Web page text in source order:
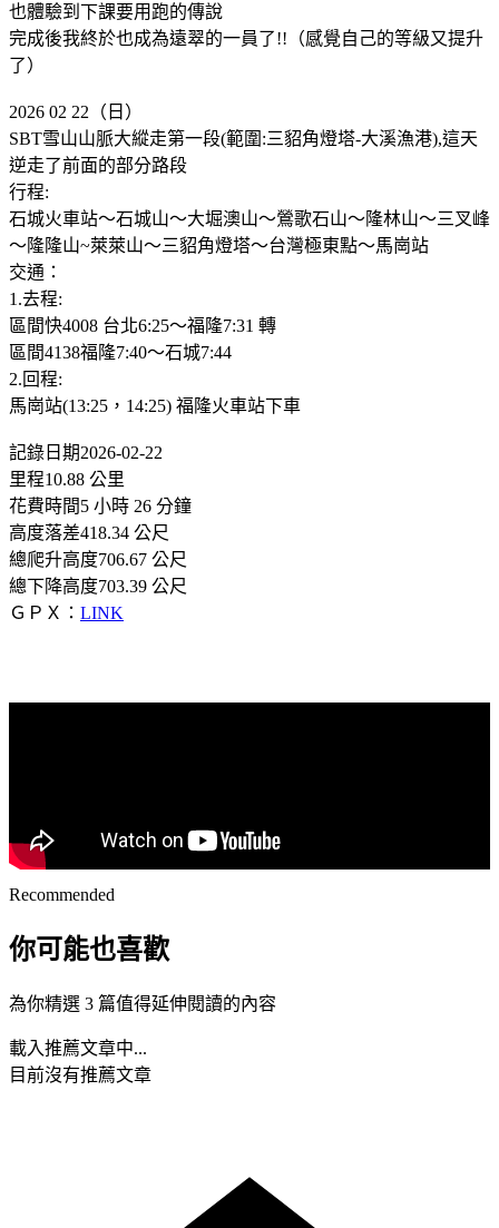
也體驗到下課要用跑的傳說
完成後我終於也成為遠翠的一員了!!（感覺自己的等級又提升
了）
2026 02 22（日）
SBT雪山山脈大縱走第一段(範圍:三貂角燈塔-大溪漁港),這天
逆走了前面的部分路段
行程:
石城火車站～石城山～大堀澳山～鶯歌石山～隆林山～三叉峰
～隆隆山~萊萊山～三貂角燈塔～台灣極東點～馬崗站
交通：
1.去程:
區間快4008 台北6:25～福隆7:31 轉
區間4138福隆7:40～石城7:44
2.回程:
馬崗站(13:25，14:25) 福隆火車站下車
記錄日期2026-02-22
里程10.88 公里
花費時間5 小時 26 分鐘
高度落差418.34 公尺
總爬升高度706.67 公尺
總下降高度703.39 公尺
ＧＰＸ： LINK
Recommended
你可能也喜歡
為你精選 3 篇值得延伸閱讀的內容
載入推薦文章中...
目前沒有推薦文章